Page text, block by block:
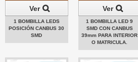
Ver
1 BOMBILLA LEDS
POSICIÓN CANBUS 30
SMD
Ver
1 BOMBILLA LED 9
SMD CON CANBUS
39mm PARA INTERIOR
O MATRICULA.